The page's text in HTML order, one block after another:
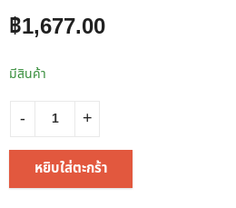
฿1,677.00
มีสินค้า
หยิบใส่ตะกร้า